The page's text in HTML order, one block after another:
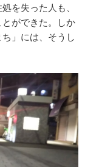
を失った人も、
ができた。しか
」には、そうし